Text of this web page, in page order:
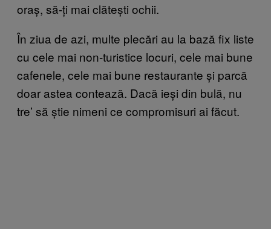
oraș, să-ți mai clătești ochii.
În ziua de azi, multe plecări au la bază fix liste
cu cele mai non-turistice locuri, cele mai bune
cafenele, cele mai bune restaurante și parcă
doar astea contează. Dacă ieși din bulă, nu
tre’ să știe nimeni ce compromisuri ai făcut.